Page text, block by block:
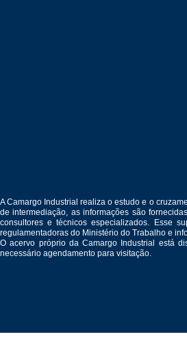
A Camargo Industrial realiza o estudo e o
de intermediação, as informações são
consultores e técnicos especializados. Esse
regulamentadoras do Ministério do Trabalho e
O acervo próprio da Camargo Industrial está
necessário agendamento para visitação.